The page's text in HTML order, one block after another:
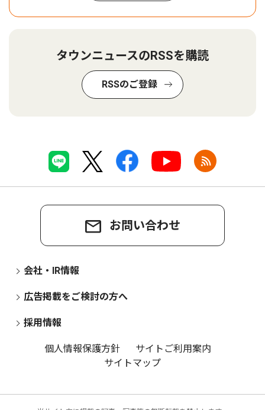
タウンニュースのRSSを購読
RSSのご登録
お問い合わせ
会社・IR情報
広告掲載をご検討の方へ
採用情報
個人情報保護方針
サイトご利用案内
サイトマップ